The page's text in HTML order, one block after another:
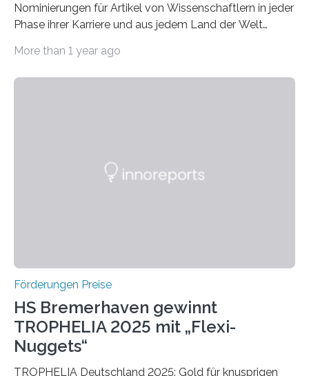
Nominierungen für Artikel von Wissenschaftlern in jeder
Phase ihrer Karriere und aus jedem Land der Welt
Leben gerufen, um die bemerkenswertesten
Foundation, des BIAL Award in Biomedicine ist in
More than 1 year ago
Förderungen Preise
HS Bremerhaven gewinnt
TROPHELIA 2025 mit „Flexi-
Nuggets“
TROPHELIA Deutschland 2025: Gold für knusprigen